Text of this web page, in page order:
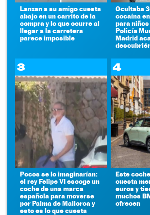
Lanzan a su amigo cuesta
abajo en un carrito de la
compra y lo que ocurre al
llegar a la carretera
parece imposible
Ocultaba
cocaína
para
Policía
Madrid
3
Pocos se lo imaginarían:
el rey Felipe VI escoge un
coche de una marca
española para moverse
por Palma de Mallorca y
esto es lo que cuesta
4
Este
cuesta
euros y
muchos
ofrecen